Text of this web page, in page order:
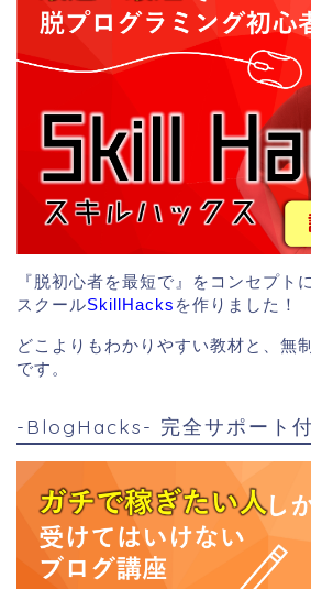
『脱初心者を最短で』をコンセプト
スクールSkillHacks を作りました！
どこよりもわかりやすい教材と、無
です。
-BlogHacks- 完全サポート